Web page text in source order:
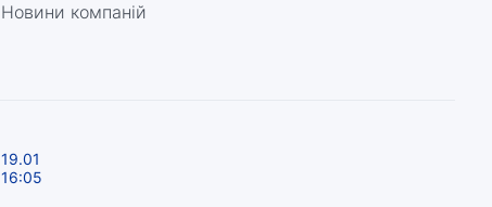
Новини компаній
19.01
16:05